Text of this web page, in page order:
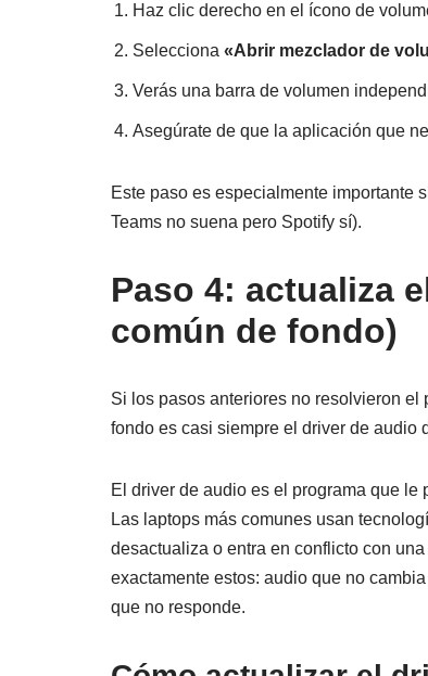
Haz clic derecho en el ícono de
Selecciona «Abrir mezclador de
Verás una barra de volumen
Asegúrate de que la aplicación que
Este paso es especialmente importante
Teams no suena pero Spotify sí).
Paso 4: actualiza
común de fondo)
Si los pasos anteriores no resolvieron
fondo es casi siempre el driver de audio
El driver de audio es el programa que
Las laptops más comunes usan
desactualiza o entra en conflicto con
exactamente estos: audio que no
que no responde.